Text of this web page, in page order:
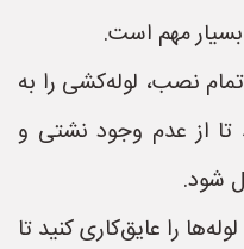
بسیار مهم است.
نصب، لوله‌کشی را به
از عدم وجود نشتی و
شود.
را عایق‌کاری کنید تا